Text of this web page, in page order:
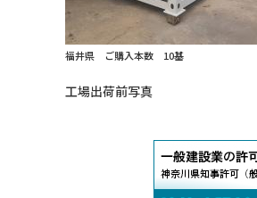
福井県 ご購入本数 10基
工場出荷前写真